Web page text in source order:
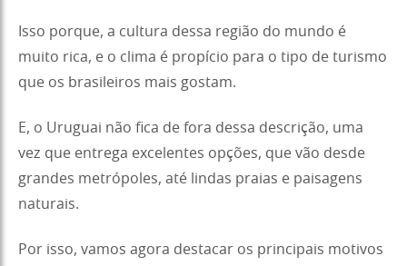
Isso porque, a cultura dessa região do mundo é
muito rica, e o clima é propício para o tipo de turismo
que os brasileiros mais gostam.
E, o Uruguai não fica de fora dessa descrição, uma
vez que entrega excelentes opções, que vão desde
grandes metrópoles, até lindas praias e paisagens
naturais.
Por isso, vamos agora destacar os principais motivos